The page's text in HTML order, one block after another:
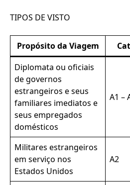
TIPOS DE VISTO
Propósito da Viagem
Diplomata ou oficiais
de governos
estrangeiros e seus
familiares imediatos e
seus empregados
domésticos
A1 –
Militares estrangeiros
em serviço nos
Estados Unidos
A2